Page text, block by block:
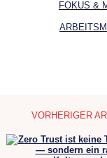
FOKUS &
VORHERIGER